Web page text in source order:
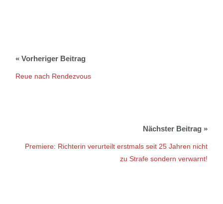
Reue nach Rendezvous
Premiere: Richterin verurteilt erstmals seit 25 Jahren nicht
zu Strafe sondern verwarnt!